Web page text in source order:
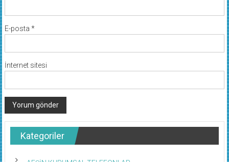
E-posta *
İnternet sitesi
Kategoriler